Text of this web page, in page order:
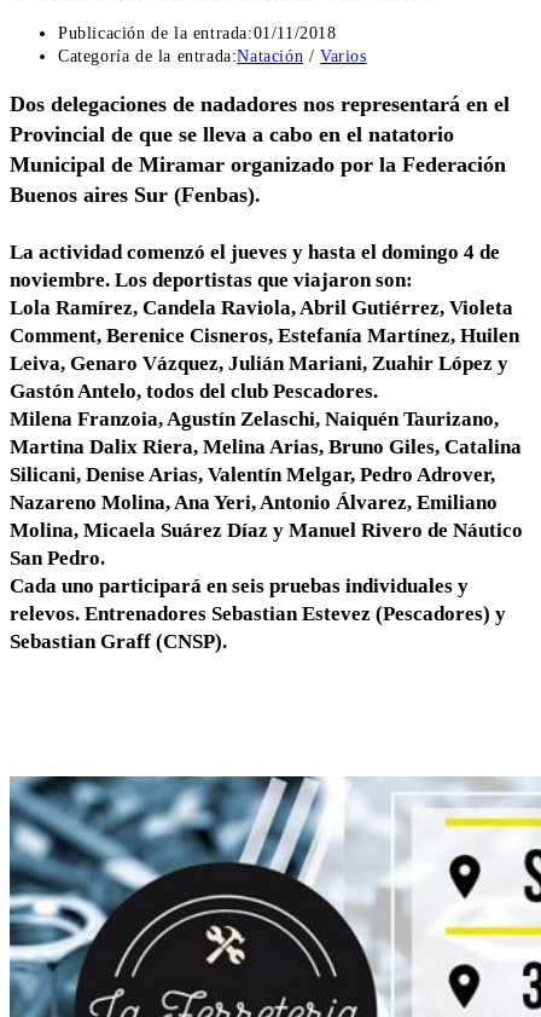
Publicación de la entrada:01/11/2018
Categoría de la entrada:Natación / Varios
Dos delegaciones de nadadores nos representará en el
Provincial de que se lleva a cabo en el natatorio
Municipal de Miramar organizado por la Federación
Buenos aires Sur (Fenbas).
La actividad comenzó el jueves y hasta el domingo 4 de
noviembre. Los deportistas que viajaron son:
Lola Ramírez, Candela Raviola, Abril Gutiérrez, Violeta
Comment, Berenice Cisneros, Estefanía Martínez, Huilen
Leiva, Genaro Vázquez, Julián Mariani, Zuahir López y
Gastón Antelo, todos del club Pescadores.
Milena Franzoia, Agustín Zelaschi, Naiquén Taurizano,
Martina Dalix Riera, Melina Arias, Bruno Giles, Catalina
Silicani, Denise Arias, Valentín Melgar, Pedro Adrover,
Nazareno Molina, Ana Yeri, Antonio Álvarez, Emiliano
Molina, Micaela Suárez Díaz y Manuel Rivero de Náutico
San Pedro.
Cada uno participará en seis pruebas individuales y
relevos. Entrenadores Sebastian Estevez (Pescadores) y
Sebastian Graff (CNSP).